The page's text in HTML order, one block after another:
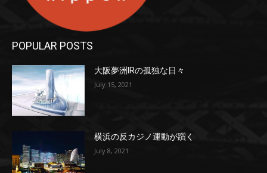
POPULAR POSTS
大阪夢洲IRの孤独な日々
July 15, 2021
横浜の反カジノ運動が躓く
July 8, 2021